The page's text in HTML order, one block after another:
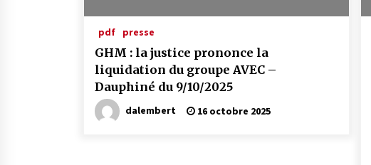
pdf presse
GHM : la justice prononce la
liquidation du groupe AVEC –
Dauphiné du 9/10/2025
dalembert 16 octobre 2025